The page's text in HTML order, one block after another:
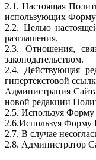
2.1. Настоящая
использующих
2.2. Целью
разглашения.
2.3. Отношения,
законодательством.
2.4. Действующая
гипертекстовой
Администрация
новой редакции
2.5. Используя Форму
2.6.Используя Форму
2.7. В случае
2.8. Администратор